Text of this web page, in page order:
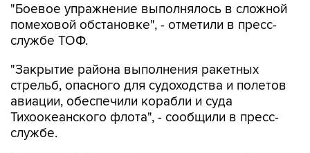
"Боевое упражнение выполнялось в сложной
помеховой обстановке", - отметили в пресс-
службе ТОФ.
"Закрытие района выполнения ракетных
стрельб, опасного для судоходства и полетов
авиации, обеспечили корабли и суда
Тихоокеанского флота", - сообщили в пресс-
службе.